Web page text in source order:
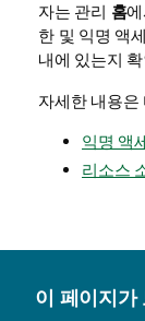
자는 관리 홈
한 및 익명 액
내에 있는지
자세한 내용은
익명 액
리소스
이 페이지가